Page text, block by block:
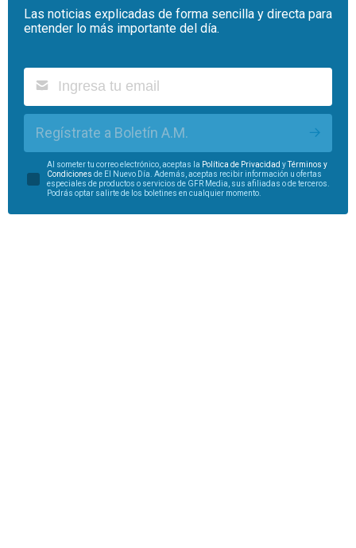
Las noticias explicadas de forma sencilla y directa para
entender lo más importante del día.
Regístrate a Boletín A.M.
Al someter tu correo electrónico, aceptas la Política de Privacidad yTérminos y
Condiciones de El Nuevo Día. Además, aceptas recibir información u ofertas
especiales de productos o servicios de GFR Media, sus afiliadas o de terceros.
Podrás optar salirte de los boletines en cualquier momento.